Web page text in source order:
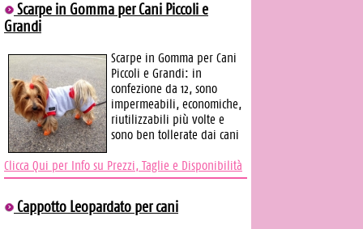
Scarpe in Gomma per Cani Piccoli e
Grandi
Scarpe in Gomma per Cani
Piccoli e Grandi: in
confezione da 12, sono
impermeabili, economiche,
riutilizzabili più volte e
sono ben tollerate dai cani
Clicca Qui per Info su Prezzi, Taglie e Disponibilità
Cappotto Leopardato per cani